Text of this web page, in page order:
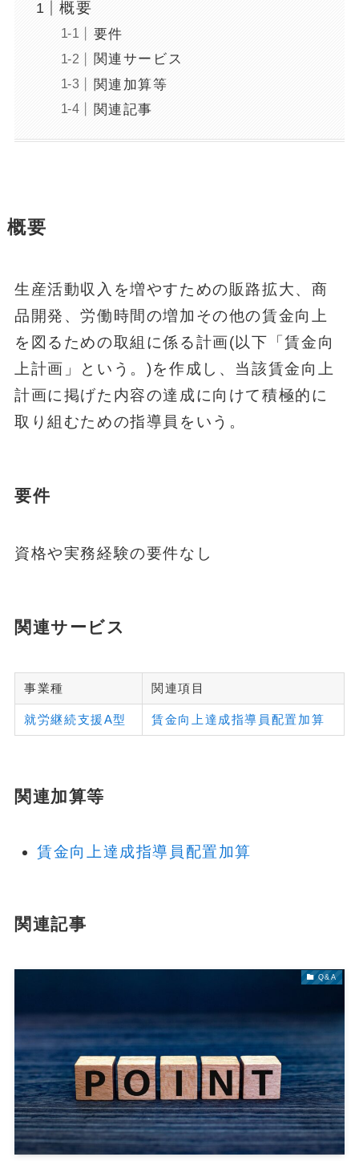
概要
要件
関連サービス
関連加算等
関連記事
概要
生産活動収入を増やすための販路拡大、商
品開発、労働時間の増加その他の賃金向上
を図るための取組に係る計画(以下「賃金向
上計画」という。)を作成し、当該賃金向上
計画に掲げた内容の達成に向けて積極的に
取り組むための指導員をいう。
要件
資格や実務経験の要件なし
関連サービス
事業種 関連項目
就労継続支援A型 賃金向上達成指導員配置加算
関連加算等
賃金向上達成指導員配置加算
関連記事
Q&A